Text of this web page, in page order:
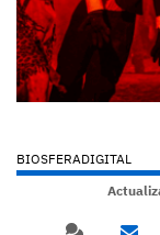
BIOSFERADIGITAL